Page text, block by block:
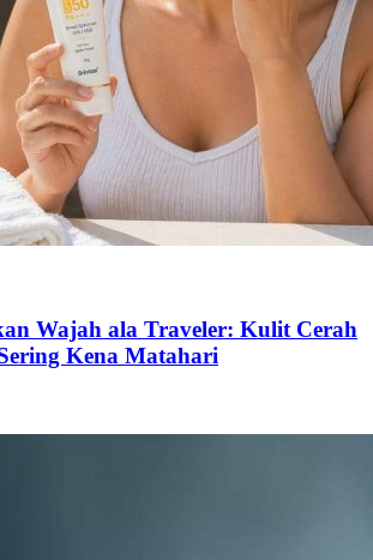
Wajah ala Traveler: Kulit Cerah
Kena Matahari